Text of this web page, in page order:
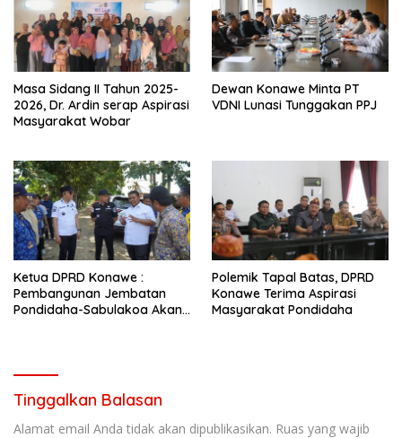
Masa Sidang II Tahun 2025-
2026, Dr. Ardin serap Aspirasi
Masyarakat Wobar
Dewan Konawe Minta PT
VDNI Lunasi Tunggakan PPJ
Ketua DPRD Konawe :
Pembangunan Jembatan
Pondidaha-Sabulakoa Akan
Polemik Tapal Batas, DPRD
Konawe Terima Aspirasi
Masyarakat Pondidaha
Tinggalkan Balasan
Alamat email Anda tidak akan dipublikasikan. Ruas yang wajib